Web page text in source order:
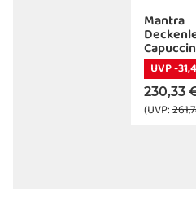
Mantra
LED
UVP -
230,33
(UVP: